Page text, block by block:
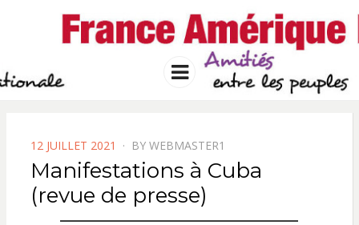
FRANCE
AMERIQUE
Solidarité international et Amitiés
entre les peuples
Menu
POSTED
ON
12 JUILLET 2021 BY WEBMASTER1
Manifestations à Cuba
(revue de presse)